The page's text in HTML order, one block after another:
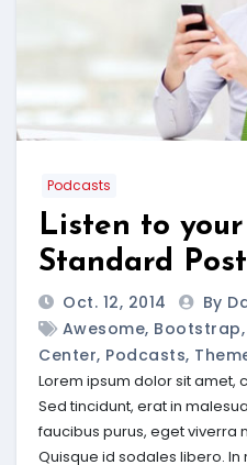
Podcasts
Listen to
Standard
Oct. 12, 2014 By
Awesome, Bootstrap,
Center, Podcasts,
Lorem ipsum dolor sit amet,
Sed tincidunt, erat in
faucibus purus, eget viverra
Quisque id sodales libero. In